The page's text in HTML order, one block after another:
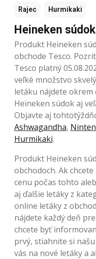
Rajec Hurmikaki
Heineken
Produkt Heineken
obchode Tesco.
Tesco platný
veľké množstvo
letáku nájdete
Heineken súdok aj
Objavte aj
Ashwagandha,
Hurmikaki.
Produkt Heineken
obchodoch. Ak
cenu počas tohto
aj ďalšie letáky z
online letáky z
nájdete každý deň
chcete byť
prvý, stiahnite si
vás na nové letáky a